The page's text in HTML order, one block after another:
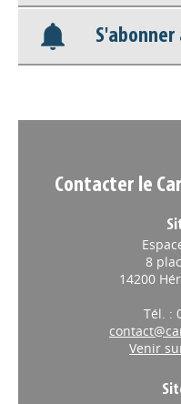
Nos
Contacter le
8
14200
Tél. :
Venir